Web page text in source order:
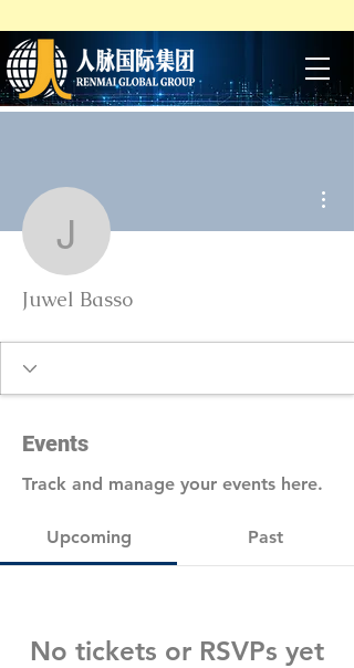
Juwel Basso
Juwel Basso
Events
Track and manage your events here.
Upcoming Past
No tickets or RSVPs yet